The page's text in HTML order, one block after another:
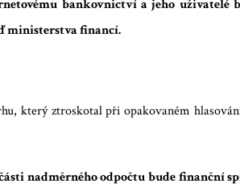
bankovnictví a jeho uživatelé
ministerstva financí.
který ztroskotal při opakovaném
nadměrného odpočtu bude finanční